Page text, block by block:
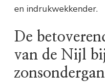
en indrukwekkender.
De
van de Nijl